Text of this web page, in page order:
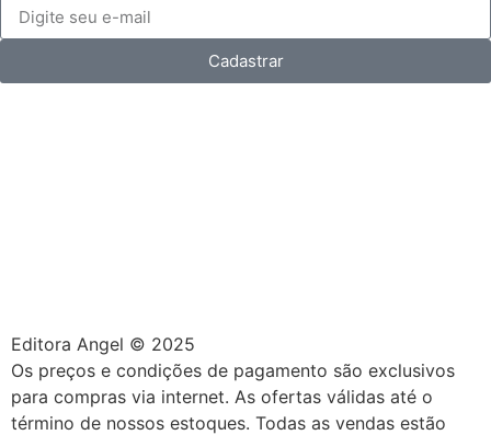
Cadastrar
Editora Angel © 2025
Os preços e condições de pagamento são exclusivos
para compras via internet. As ofertas válidas até o
término de nossos estoques. Todas as vendas estão